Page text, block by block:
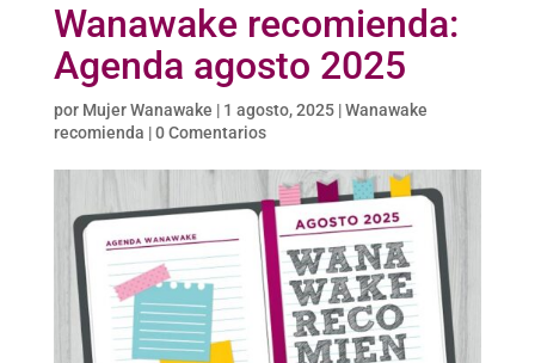
Wanawake recomienda:
Agenda agosto 2025
por Mujer Wanawake | 1 agosto, 2025|Wanawake
recomienda |0 Comentarios